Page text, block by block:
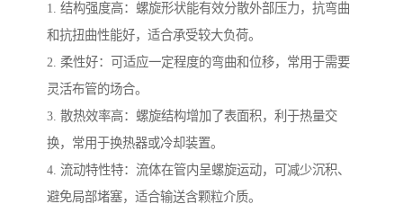
1. 结构强度高：螺旋形状能有效分散外部压力，抗弯曲
和抗扭曲性能好，适合承受较大负荷。
2. 柔性好：可适应一定程度的弯曲和位移，常用于需要
灵活布管的场合。
3. 散热效率高：螺旋结构增加了表面积，利于热量交
换，常用于换热器或冷却装置。
4. 流动特性特：流体在管内呈螺旋运动，可减少沉积、
避免局部堵塞，适合输送含颗粒介质。